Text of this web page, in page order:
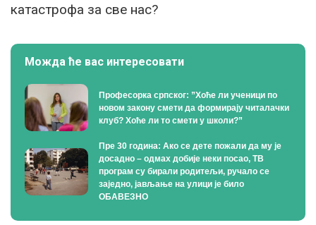
катастрофа за све нас?
Можда ће вас интересовати
Професорка српског: ”Хоће ли ученици по
новом закону смети да формирају читалачки
клуб? Хоће ли то смети у школи?”
Пре 30 година: Ако се дете пожали да му је
досадно – одмах добије неки посао, ТВ
програм су бирали родитељи, ручало се
заједно, јављање на улици је било
ОБАВЕЗНО